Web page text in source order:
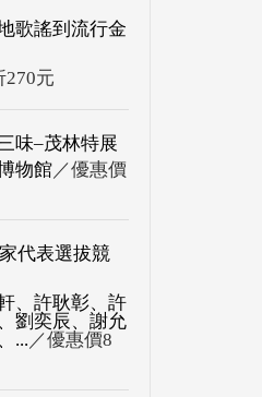
歌謠到流行金
270元
味–茂林特展
物館／優惠價
代表選拔競
、許耿彰、許
劉奕辰、謝允
... ／優惠價8